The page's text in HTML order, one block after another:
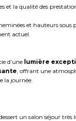
et la qualité des
et hauteurs sous
actuel.
d’une lumière
, offrant une
la journée.
un salon séjour très